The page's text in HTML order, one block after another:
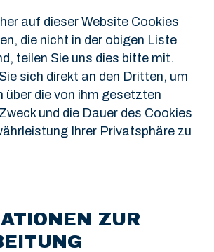
auf dieser Website Cookies
die nicht in der obigen Liste
teilen Sie uns dies bitte mit.
sich direkt an den Dritten, um
über die von ihm gesetzten
und die Dauer des Cookies
Ihrer Privatsphäre zu
ZUR